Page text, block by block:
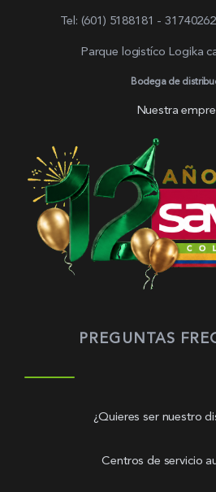
Tel: (601) 5188181 -
Parque logistíco Logika
Bodega de
Nuestra
PREGUNTAS
¿Quieres ser nuestro
Centros de servicio